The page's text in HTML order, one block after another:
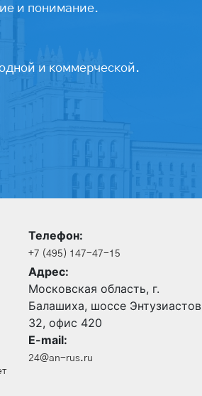
и понимание.
и коммерческой.
Телефон:
+7 (495) 147-47-15
Адрес:
Московская область, г.
Балашиха, шоссе Энтузиастов
32, офис 420
E-mail:
24@an-rus.ru